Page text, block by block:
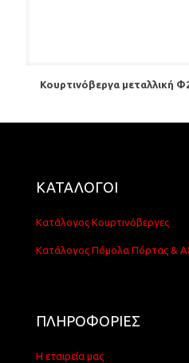
Κουρτινόβεργα μεταλλική
ΚΑΤΑΛΟΓΟΙ
Κατάλογος Κουρτινόβεργες
Κατάλογος Πόμολα Πόρτας &
ΠΛΗΡΟΦΟΡΙΕΣ
Η εταιρεία μας